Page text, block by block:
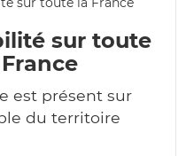
sur toute
est présent sur
du territoire